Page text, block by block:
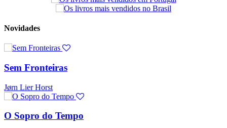
Novidades
Sem Fronteiras
Jørn Lier Horst
O Sopro do Tempo